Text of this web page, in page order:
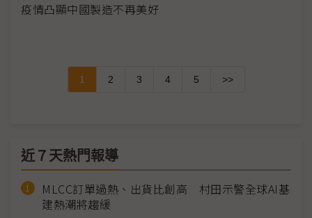
疫情凸顯中國製造不再美好
1 2 3 4 5 >>
近７天熱門報導
MLCC訂單過熱、出貨比創高 村田示警全球AI基
建熱潮將趨緩